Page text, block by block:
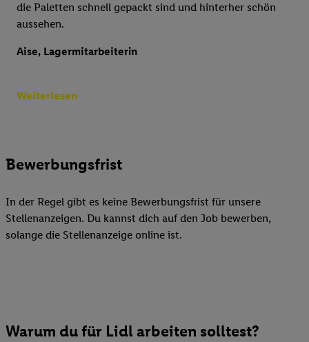
die Paletten schnell gepackt sind und hinterher schön
aussehen.
Aise, Lagermitarbeiterin
Weiterlesen
Bewerbungsfrist
In der Regel gibt es keine Bewerbungsfrist für unsere
Stellenanzeigen. Du kannst dich auf den Job bewerben,
solange die Stellenanzeige online ist.
Warum du für Lidl arbeiten solltest?